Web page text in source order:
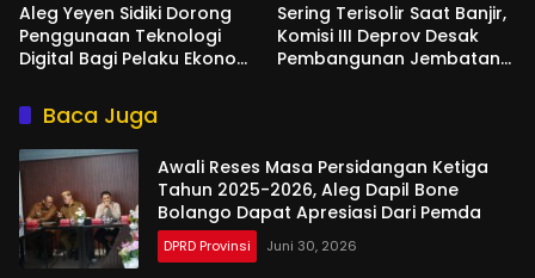
Aleg Yeyen Sidiki Dorong
Penggunaan Teknologi
Digital Bagi Pelaku Ekonomi
Sering Terisolir Saat Banjir,
Komisi III Deprov Desak
Pembangunan Jembatan
Baca Juga
Awali Reses Masa Persidangan Ketiga
Tahun 2025-2026, Aleg Dapil Bone
Bolango Dapat Apresiasi Dari Pemda
DPRD Provinsi Juni 30, 2026